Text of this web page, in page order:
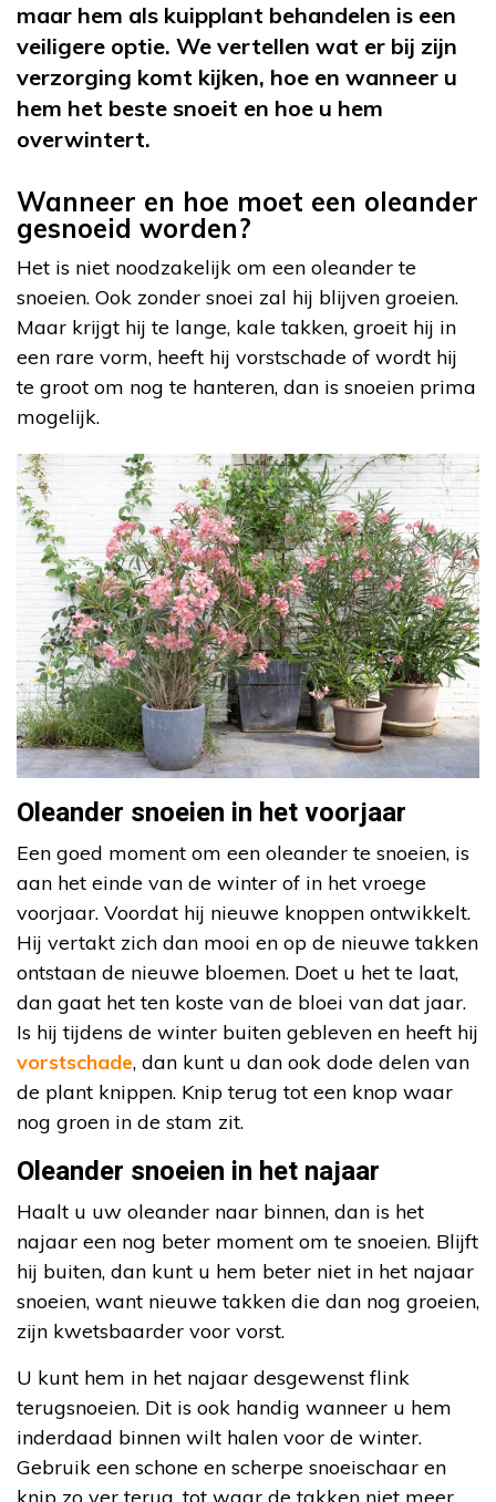
maar hem als kuipplant behandelen is een
veiligere optie. We vertellen wat er bij zijn
verzorging komt kijken, hoe en wanneer u
hem het beste snoeit en hoe u hem
overwintert.
Wanneer en hoe moet een oleander
gesnoeid worden?
Het is niet noodzakelijk om een oleander te
snoeien. Ook zonder snoei zal hij blijven groeien.
Maar krijgt hij te lange, kale takken, groeit hij in
een rare vorm, heeft hij vorstschade of wordt hij
te groot om nog te hanteren, dan is snoeien prima
mogelijk.
Oleander snoeien in het voorjaar
Een goed moment om een oleander te snoeien, is
aan het einde van de winter of in het vroege
voorjaar. Voordat hij nieuwe knoppen ontwikkelt.
Hij vertakt zich dan mooi en op de nieuwe takken
ontstaan de nieuwe bloemen. Doet u het te laat,
dan gaat het ten koste van de bloei van dat jaar.
Is hij tijdens de winter buiten gebleven en heeft hij
vorstschade, dan kunt u dan ook dode delen van
de plant knippen. Knip terug tot een knop waar
nog groen in de stam zit.
Oleander snoeien in het najaar
Haalt u uw oleander naar binnen, dan is het
najaar een nog beter moment om te snoeien. Blijft
hij buiten, dan kunt u hem beter niet in het najaar
snoeien, want nieuwe takken die dan nog groeien,
zijn kwetsbaarder voor vorst.
U kunt hem in het najaar desgewenst flink
terugsnoeien. Dit is ook handig wanneer u hem
inderdaad binnen wilt halen voor de winter.
Gebruik een schone en scherpe snoeischaar en
knip zo ver terug, tot waar de takken niet meer